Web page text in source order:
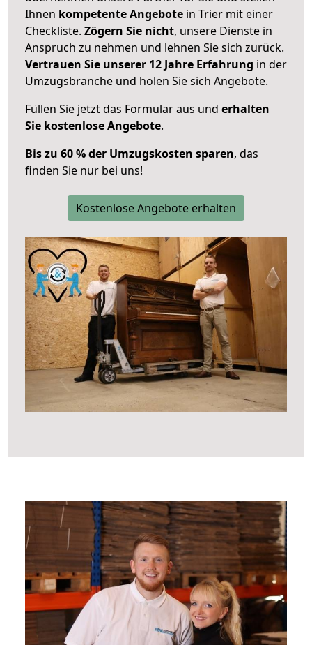
Ihnen kompetente Angebote in Trier mit einer
Checkliste. Zögern Sie nicht, unsere Dienste in
Anspruch zu nehmen und lehnen Sie sich zurück.
Vertrauen Sie unserer 12 Jahre Erfahrung in der
Umzugsbranche und holen Sie sich Angebote.
Füllen Sie jetzt das Formular aus und erhalten
Sie kostenlose Angebote.
Bis zu 60 % der Umzugskosten sparen, das
finden Sie nur bei uns!
Kostenlose Angebote erhalten